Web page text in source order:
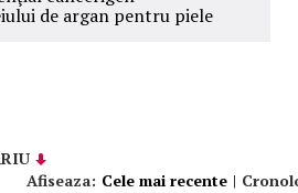
de argan pentru piele
Afiseaza: Cele mai recente |